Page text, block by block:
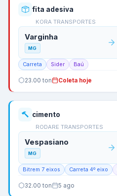
fita adesiva
KORA TRANSPORTES
Varginha
MG
Carreta Sider Baú
23.00 ton Coleta hoje
cimento
RODARE TRANSPORTES
Vespasiano
MG
Bitrem 7 eixos Carreta 4º eixo
32.00 ton 5 ago